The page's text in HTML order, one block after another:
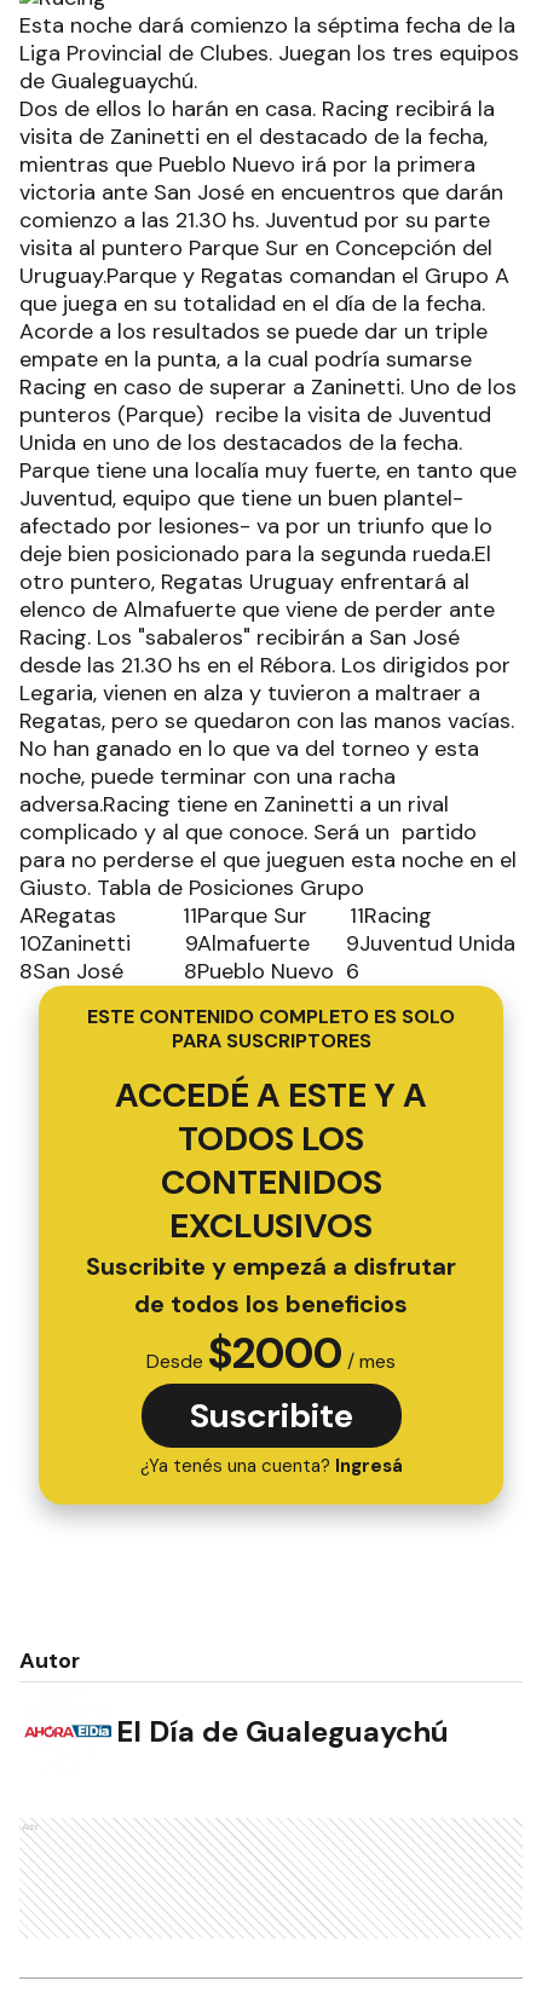
Esta noche dará comienzo la séptima fecha de la
Liga Provincial de Clubes. Juegan los tres equipos
de Gualeguaychú.
Dos de ellos lo harán en casa. Racing recibirá la
visita de Zaninetti en el destacado de la fecha,
mientras que Pueblo Nuevo irá por la primera
victoria ante San José en encuentros que darán
comienzo a las 21.30 hs. Juventud por su parte
visita al puntero Parque Sur en Concepción del
Uruguay.Parque y Regatas comandan el Grupo A
que juega en su totalidad en el día de la fecha.
Acorde a los resultados se puede dar un triple
empate en la punta, a la cual podría sumarse
Racing en caso de superar a Zaninetti. Uno de los
punteros (Parque) recibe la visita de Juventud
Unida en uno de los destacados de la fecha.
Parque tiene una localía muy fuerte, en tanto que
Juventud, equipo que tiene un buen plantel-
afectado por lesiones- va por un triunfo que lo
deje bien posicionado para la segunda rueda.El
otro puntero, Regatas Uruguay enfrentará al
elenco de Almafuerte que viene de perder ante
Racing. Los "sabaleros" recibirán a San José
desde las 21.30 hs en el Rébora. Los dirigidos por
Legaria, vienen en alza y tuvieron a maltraer a
Regatas, pero se quedaron con las manos vacías.
No han ganado en lo que va del torneo y esta
noche, puede terminar con una racha
adversa.Racing tiene en Zaninetti a un rival
complicado y al que conoce. Será un partido
para no perderse el que jueguen esta noche en el
Giusto. Tabla de Posiciones Grupo
ARegatas 11Parque Sur 11Racing
10Zaninetti 9Almafuerte 9Juventud Unida
8San José 8Pueblo Nuevo 6
ESTE CONTENIDO COMPLETO ES SOLO
PARA SUSCRIPTORES
ACCEDÉ A ESTE Y A
TODOS LOS
CONTENIDOS
EXCLUSIVOS
Suscribite y empezá a disfrutar
de todos los beneficios
Desde $2000 / mes
Suscribite
¿Ya tenés una cuenta? Ingresá
Autor
El Día de Gualeguaychú
Ads